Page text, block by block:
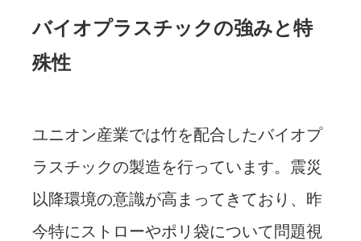
バイオプラスチックの強みと特
殊性
ユニオン産業では竹を配合したバイオプ
ラスチックの製造を行っています。震災
以降環境の意識が高まってきており、昨
今特にストローやポリ袋について問題視